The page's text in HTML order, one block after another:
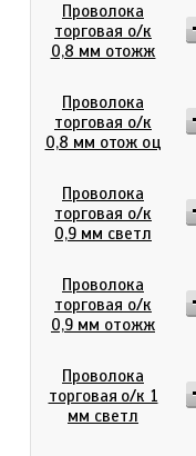
Проволока
торговая о/к
0,8 мм отожж
Проволока
торговая о/к
0,8 мм отож оц
Проволока
торговая о/к
0,9 мм светл
Проволока
торговая о/к
0,9 мм отожж
Проволока
торговая о/к 1
мм светл